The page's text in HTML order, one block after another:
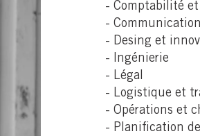
- Comptabilité
-
- Desing et
- Ingénierie
- Légal
- Logistique et
- Opérations et
- Planification